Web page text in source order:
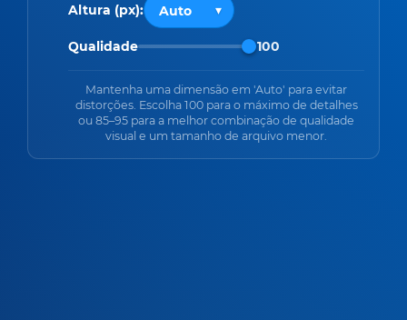
Altura (px):
Qualidade 100
Mantenha uma dimensão em 'Auto' para evitar
distorções. Escolha 100 para o máximo de detalhes
ou 85–95 para a melhor combinação de qualidade
visual e um tamanho de arquivo menor.